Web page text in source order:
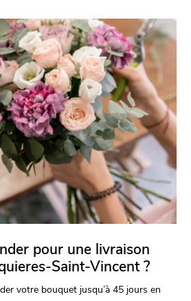
pour une livraison
Saint-Vincent ?
votre bouquet jusqu’à 45 jours en